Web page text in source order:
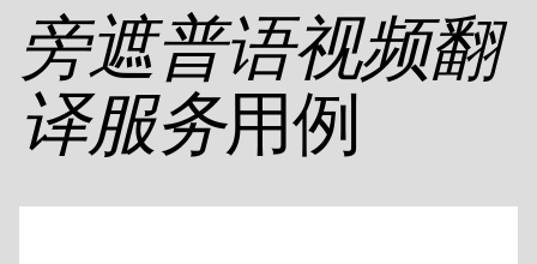
旁遮普语视频翻
译服务用例